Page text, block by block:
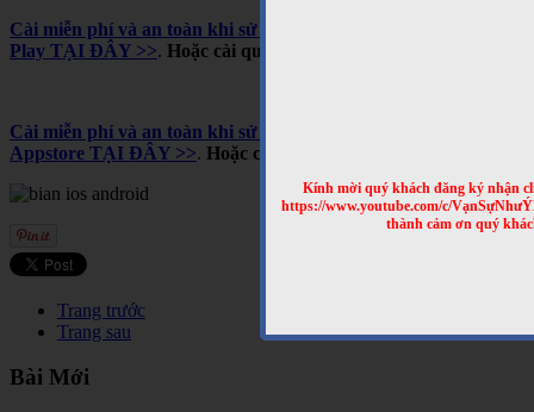
Kính mời quý khách đăng ký nhận
https://www.youtube.com/c/
thành cảm ơn quý
Cài miễn phí và an toàn khi sử dụng cho Android, trên Google
Play TẠI ĐÂY >>. Hoặc cài qua mã QRCODE sau
Cài miễn phí và an toàn khi sử dụng cho iPhone và iPad, trên
Appstore TẠI ĐÂY >>. Hoặc cài qua mã QRCODE sau
Trang trước
Trang sau
Bài Mới